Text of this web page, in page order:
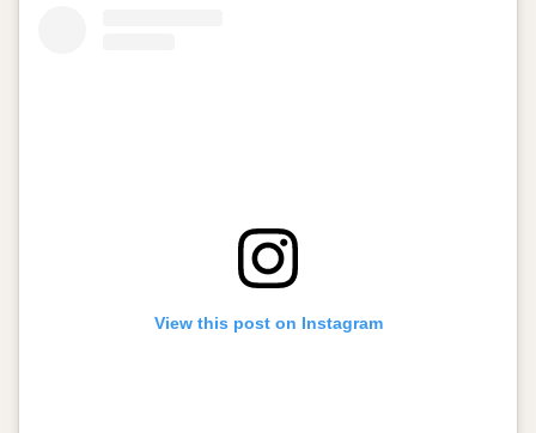
View this post on Instagram